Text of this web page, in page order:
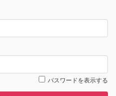
パスワードを表示する